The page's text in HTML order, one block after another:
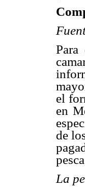
Para
el
en
de
La